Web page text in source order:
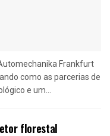
Frankfurt
como as parcerias de
e um...
florestal